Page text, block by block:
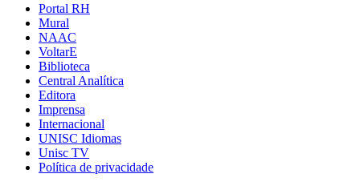
Portal RH
Mural
NAAC
VoltarE
Biblioteca
Central Analítica
Editora
Imprensa
Internacional
UNISC Idiomas
Unisc TV
Política de privacidade